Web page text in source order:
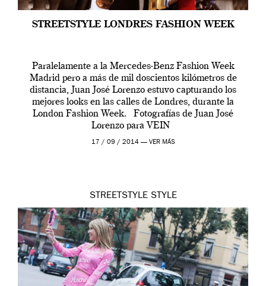
STREETSTYLE LONDRES FASHION WEEK
Paralelamente a la Mercedes-Benz Fashion Week
Madrid pero a más de mil doscientos kilómetros de
distancia, Juan José Lorenzo estuvo capturando los
mejores looks en las calles de Londres, durante la
London Fashion Week. Fotografías de Juan José
Lorenzo para VEIN
17 / 09 / 2014 — VER MÁS
STREETSTYLE STYLE